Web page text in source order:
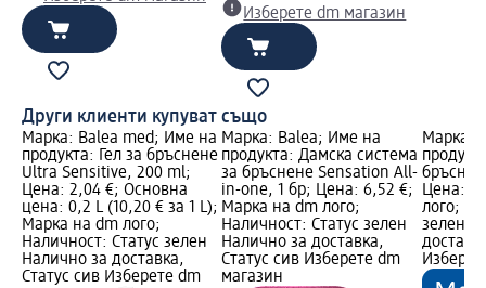
Изберете dm магазин
Други клиенти купуват също
Марка: Balea med; Име на
продукта: Гел за бръснене
Ultra Sensitive, 200 ml;
Цена: 2,04 €; Основна
цена: 0,2 L (10,20 € за 1 L);
Марка на dm лого;
Наличност: Статус зелен
Налично за доставка,
Статус сив Изберете dm
Марка: Balea; Име на
продукта: Дамска система
за бръснене Sensation All-
in-one, 1 бр; Цена: 6,52 €;
Марка на dm лого;
Наличност: Статус зелен
Налично за доставка,
Статус сив Изберете dm
магазин
Марка:
Цена:
лого;
зелен